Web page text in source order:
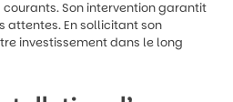
courants. Son intervention garantit
attentes. En sollicitant son
investissement dans le long